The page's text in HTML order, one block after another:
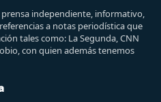
prensa independiente, informativo,
a notas periodística que
tales como: La Segunda, CNN
con quien además tenemos